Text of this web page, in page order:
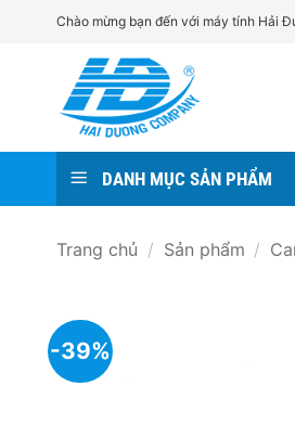
Chào mừng bạn đến với máy tính Hải
DANH MỤC SẢN PHẨM
Trang chủ / Sản phẩm /
-39%